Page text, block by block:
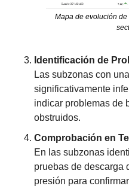
Mapa de evolución
Identificación de
Las subzonas con
significativamente
indicar problemas de
obstruidos.
Comprobación en
En las subzonas
pruebas de descarga
presión para